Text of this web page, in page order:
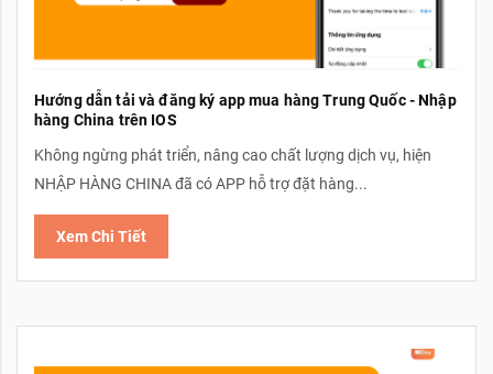
Hướng dẫn tải và đăng ký app mua hàng Trung Quốc - Nhập
hàng China trên IOS
Không ngừng phát triển, nâng cao chất lượng dịch vụ, hiện
NHẬP HÀNG CHINA đã có APP hỗ trợ đặt hàng...
Xem Chi Tiết